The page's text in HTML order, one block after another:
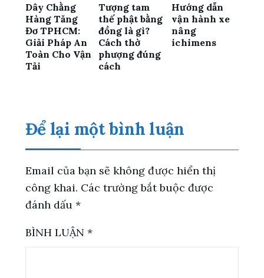
Dây Chằng
Hàng Tăng
Đơ TPHCM:
Giải Pháp An
Toàn Cho Vận
Tải
Tượng tam
thế phật bằng
đồng là gì?
Cách thờ
phượng đúng
cách
Hướng dẫn
vận hành xe
nâng
ichimens
Để lại một bình luận
Email của bạn sẽ không được hiển thị
công khai. Các trường bắt buộc được
đánh dấu *
BÌNH LUẬN *